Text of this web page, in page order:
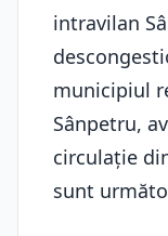
intravilan
municipiul
Sânpetru,
circulaţie
sunt